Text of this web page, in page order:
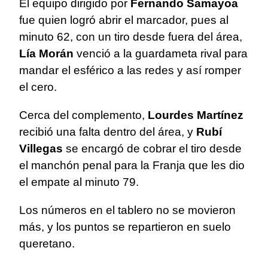
El equipo dirigido por Fernando Samayoa
fue quien logró abrir el marcador, pues al
minuto 62, con un tiro desde fuera del área,
Lía Morán venció a la guardameta rival para
mandar el esférico a las redes y así romper
el cero.
Cerca del complemento, Lourdes Martínez
recibió una falta dentro del área, y Rubí
Villegas se encargó de cobrar el tiro desde
el manchón penal para la Franja que les dio
el empate al minuto 79.
Los números en el tablero no se movieron
más, y los puntos se repartieron en suelo
queretano.